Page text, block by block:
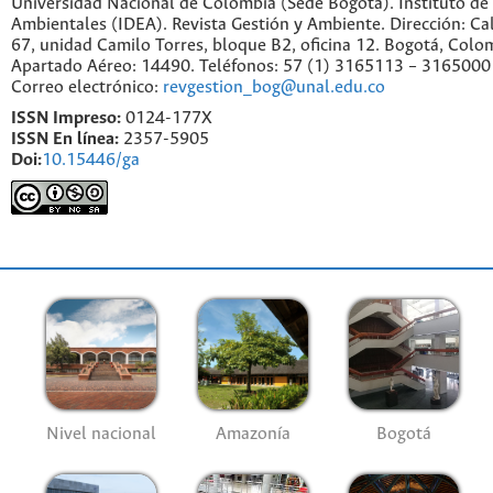
Universidad Nacional de Colombia (Sede Bogotá). Instituto de
Ambientales (IDEA). Revista Gestión y Ambiente. Dirección:
67, unidad Camilo Torres, bloque B2, oficina 12. Bogotá,
Apartado Aéreo: 14490. Teléfonos: 57 (1) 3165113 –
Correo electrónico: revgestion_bog@unal.edu.co
ISSN Impreso: 0124-177X
ISSN En línea: 2357-5905
Doi:10.15446/ga
Nivel nacional Amazonía Bogotá